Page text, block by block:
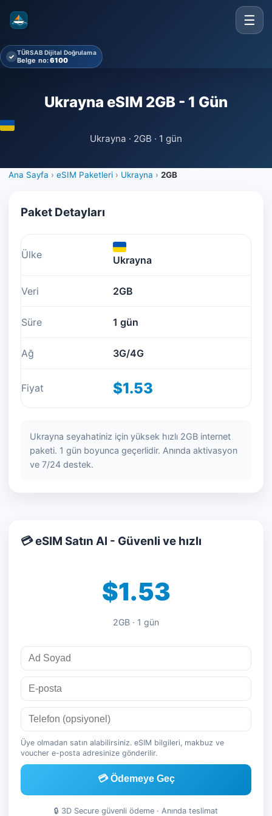
☰
✓ TÜRSAB Dijital Doğrulama
Belge no:6100
Ukrayna eSIM 2GB - 1 Gün
Ukrayna · 2GB · 1 gün
Ana Sayfa › eSIM Paketleri › Ukrayna › 2GB
Paket Detayları
Ülke Ukrayna
Veri 2GB
Süre 1 gün
Ağ 3G/4G
Fiyat $1.53
Ukrayna seyahatiniz için yüksek hızlı 2GB internet
paketi. 1 gün boyunca geçerlidir. Anında aktivasyon
ve 7/24 destek.
💳 eSIM Satın Al - Güvenli ve hızlı
$1.53
2GB · 1 gün
Üye olmadan satın alabilirsiniz. eSIM bilgileri, makbuz ve
voucher e-posta adresinize gönderilir.
💳 Ödemeye Geç
🔒 3D Secure güvenli ödeme · Anında teslimat